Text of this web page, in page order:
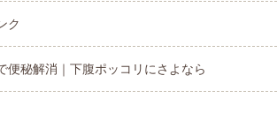
ク
便秘解消｜下腹ポッコリにさよなら